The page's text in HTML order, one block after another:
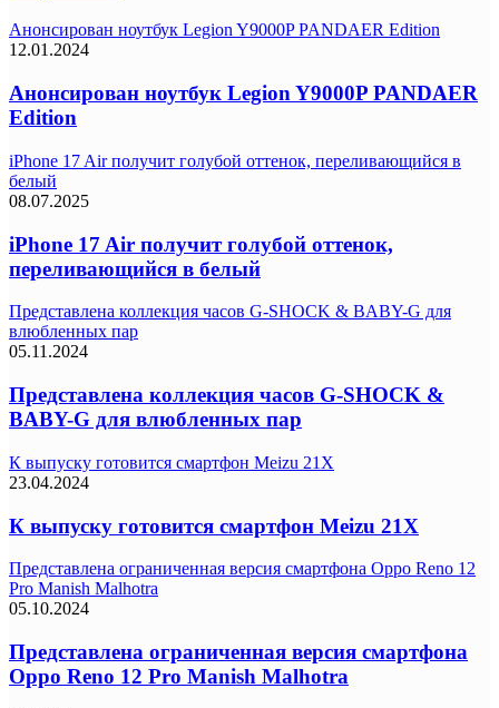
Анонсирован ноутбук Legion Y9000P PANDAER Edition
12.01.2024
Анонсирован ноутбук Legion Y9000P PANDAER
Edition
iPhone 17 Air получит голубой оттенок, переливающийся в
белый
08.07.2025
iPhone 17 Air получит голубой оттенок,
переливающийся в белый
Представлена коллекция часов G-SHOCK & BABY-G для
влюбленных пар
05.11.2024
Представлена коллекция часов G-SHOCK &
BABY-G для влюбленных пар
К выпуску готовится смартфон Meizu 21X
23.04.2024
К выпуску готовится смартфон Meizu 21X
Представлена ограниченная версия смартфона Oppo Reno 12
Pro Manish Malhotra
05.10.2024
Представлена ограниченная версия смартфона
Oppo Reno 12 Pro Manish Malhotra